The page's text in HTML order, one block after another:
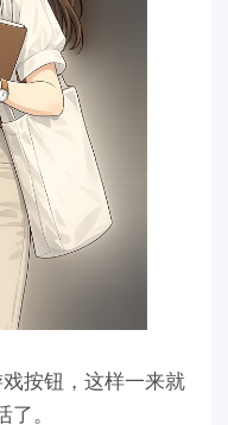
按钮，这样一来就
。